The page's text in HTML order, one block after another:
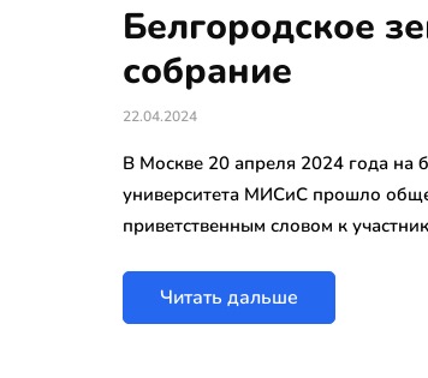
Белгородское
собрание
22.04.2024
В Москве 20 апреля 2024 года на
университета МИСиС прошло
приветственным словом к
Читать дальше